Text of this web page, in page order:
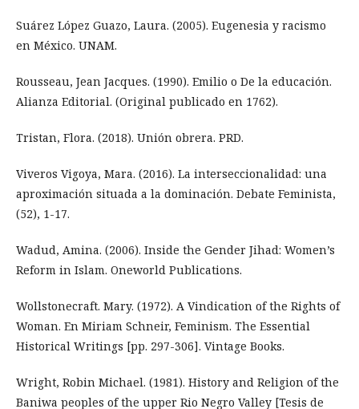
Suárez López Guazo, Laura. (2005). Eugenesia y racismo
en México. UNAM.
Rousseau, Jean Jacques. (1990). Emilio o De la educación.
Alianza Editorial. (Original publicado en 1762).
Tristan, Flora. (2018). Unión obrera. PRD.
Viveros Vigoya, Mara. (2016). La interseccionalidad: una
aproximación situada a la dominación. Debate Feminista,
(52), 1-17.
Wadud, Amina. (2006). Inside the Gender Jihad: Women’s
Reform in Islam. Oneworld Publications.
Wollstonecraft. Mary. (1972). A Vindication of the Rights of
Woman. En Miriam Schneir, Feminism. The Essential
Historical Writings [pp. 297-306]. Vintage Books.
Wright, Robin Michael. (1981). History and Religion of the
Baniwa peoples of the upper Rio Negro Valley [Tesis de